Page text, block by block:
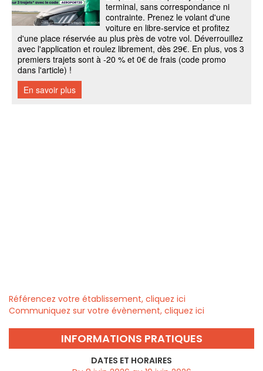
Référencez votre établissement, cliquez ici
Communiquez sur votre évènement, cliquez ici
INFORMATIONS PRATIQUES
DATES ET HORAIRES